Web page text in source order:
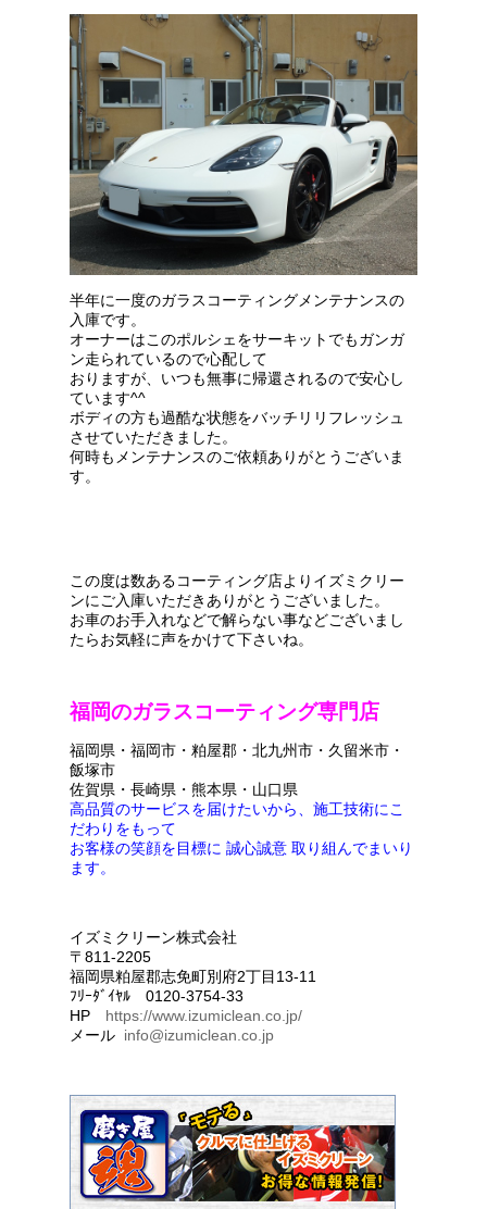
半年に一度のガラスコーティングメンテナンスの
入庫です。
オーナーはこのポルシェをサーキットでもガンガ
ン走られているので心配して
おりますが、いつも無事に帰還されるので安心し
ています^^
ボディの方も過酷な状態をバッチリリフレッシュ
させていただきました。
何時もメンテナンスのご依頼ありがとうございま
す。
この度は数あるコーティング店よりイズミクリー
ンにご入庫いただきありがとうございました。
お車のお手入れなどで解らない事などございまし
たらお気軽に声をかけて下さいね。
福岡のガラスコーティング専門店
福岡県・福岡市・粕屋郡・北九州市・久留米市・
飯塚市
佐賀県・長崎県・熊本県・山口県
高品質のサービスを届けたいから、施工技術にこ
だわりをもって
お客様の笑顔を目標に 誠心誠意 取り組んでまいり
ます。
イズミクリーン株式会社
〒811-2205
福岡県粕屋郡志免町別府2丁目13-11
ﾌﾘｰﾀﾞｲﾔﾙ 0120-3754-33
HP https://www.izumiclean.co.jp/
メール info@izumiclean.co.jp